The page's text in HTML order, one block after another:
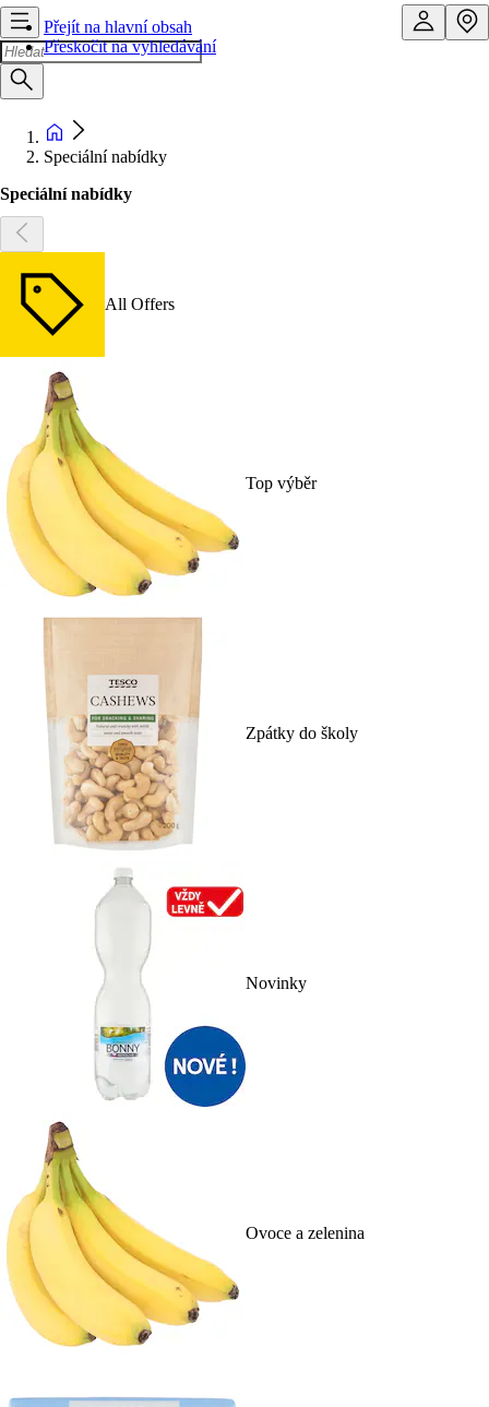
Přejít na hlavní obsah
Přeskočit na vyhledávání
Speciální nabídky
Speciální nabídky
All Offers
Top výběr
Zpátky do školy
Novinky
Ovoce a zelenina